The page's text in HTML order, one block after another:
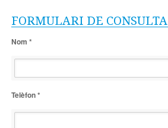
FORMULARI DE CONSULTA
Nom *
Telèfon *